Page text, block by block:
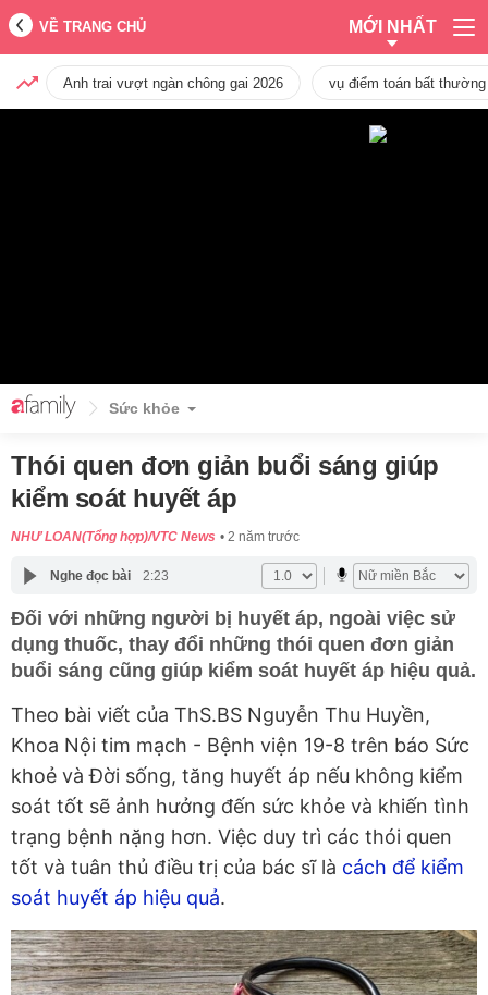
VỀ TRANG CHỦ MỚI NHẤT
Anh trai vượt ngàn chông gai 2026 vụ điểm toán bất
Sức khỏe
Thói quen đơn giản buổi sáng giúp
kiểm soát huyết áp
NHƯ LOAN(Tổng hợp)/VTC News 2 năm trước
Nghe đọc bài 2:23
Đối với những người bị huyết áp, ngoài việc sử
dụng thuốc, thay đổi những thói quen đơn giản
buổi sáng cũng giúp kiểm soát huyết áp hiệu quả.
Theo bài viết của ThS.BS Nguyễn Thu Huyền,
Khoa Nội tim mạch - Bệnh viện 19-8 trên báo Sức
khoẻ và Đời sống, tăng huyết áp nếu không kiểm
soát tốt sẽ ảnh hưởng đến sức khỏe và khiến tình
trạng bệnh nặng hơn. Việc duy trì các thói quen
tốt và tuân thủ điều trị của bác sĩ là cách để kiểm
soát huyết áp hiệu quả.